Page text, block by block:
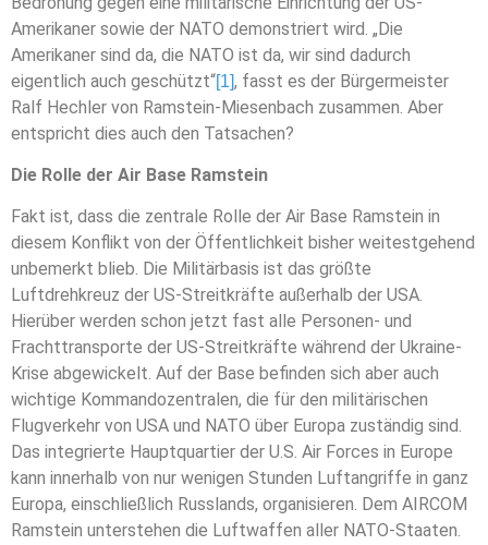
Amerikaner sowie der NATO demonstriert wird. „Die
Amerikaner sind da, die NATO ist da, wir sind dadurch
eigentlich auch geschützt“[1], fasst es der Bürgermeister
Ralf Hechler von Ramstein-Miesenbach zusammen. Aber
entspricht dies auch den Tatsachen?
Die Rolle der Air Base Ramstein
Fakt ist, dass die zentrale Rolle der Air Base Ramstein in
diesem Konflikt von der Öffentlichkeit bisher weitestgehend
unbemerkt blieb. Die Militärbasis ist das größte
Luftdrehkreuz der US-Streitkräfte außerhalb der USA.
Hierüber werden schon jetzt fast alle Personen- und
Frachttransporte der US-Streitkräfte während der Ukraine-
Krise abgewickelt. Auf der Base befinden sich aber auch
wichtige Kommandozentralen, die für den militärischen
Flugverkehr von USA und NATO über Europa zuständig sind.
Das integrierte Hauptquartier der U.S. Air Forces in Europe
kann innerhalb von nur wenigen Stunden Luftangriffe in ganz
Europa, einschließlich Russlands, organisieren. Dem AIRCOM
Ramstein unterstehen die Luftwaffen aller NATO-Staaten.